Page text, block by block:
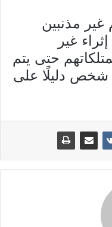
غير مذنبين
غير
حتى يتم
دليلًا على